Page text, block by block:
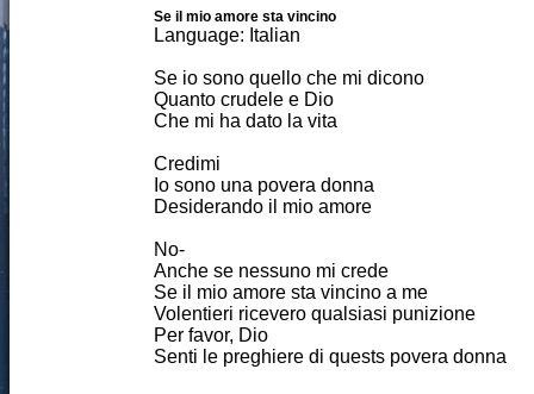
Se il mio amore sta vincino
Language: Italian
Se io sono quello che mi dicono
Quanto crudele e Dio
Che mi ha dato la vita
Credimi
Io sono una povera donna
Desiderando il mio amore
No-
Anche se nessuno mi crede
Se il mio amore sta vincino a me
Volentieri ricevero qualsiasi punizione
Per favor, Dio
Senti le preghiere di quests povera donna